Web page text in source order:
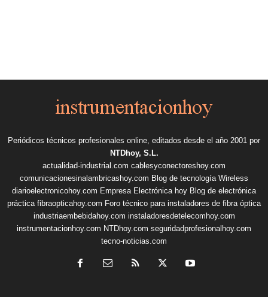
Periódicos técnicos profesionales online, editados desde el año 2001 por
NTDhoy, S.L.
actualidad-industrial.com cablesyconectoreshoy.com
comunicacionesinalambricashoy.com Blog de tecnología Wireless
diarioelectronicohoy.com Empresa Electrónica hoy Blog de electrónica
práctica fibraopticahoy.com Foro técnico para instaladores de fibra óptica
industriaembebidahoy.com instaladoresdetelecomhoy.com
instrumentacionhoy.com NTDhoy.com seguridadprofesionalhoy.com
tecno-noticias.com